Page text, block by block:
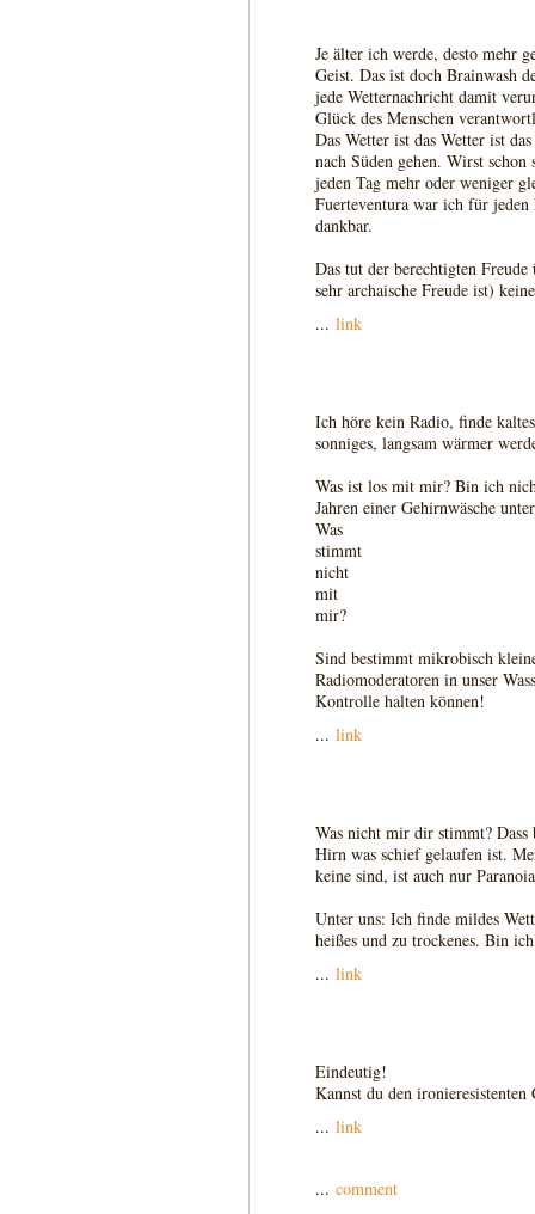
Je älter ich werde, desto mehr
Geist. Das ist doch Brainwash
jede Wetternachricht damit
Glück des Menschen
Das Wetter ist das Wetter ist
nach Süden gehen. Wirst
jeden Tag mehr oder weniger
Fuerteventura war ich für jeden
dankbar.
Das tut der berechtigten
sehr archaische Freude ist)
... link
Ich höre kein Radio, finde
sonniges, langsam wärmer
Was ist los mit mir? Bin ich
Jahren einer Gehirnwäsche
Was
stimmt
nicht
mit
mir?
Sind bestimmt mikrobisch
Radiomoderatoren in unser
Kontrolle halten können!
... link
Was nicht mir dir stimmt?
Hirn was schief gelaufen ist.
keine sind, ist auch nur
Unter uns: Ich finde mildes
heißes und zu trockenes. Bin
... link
Eindeutig!
Kannst du den
... link
... comment